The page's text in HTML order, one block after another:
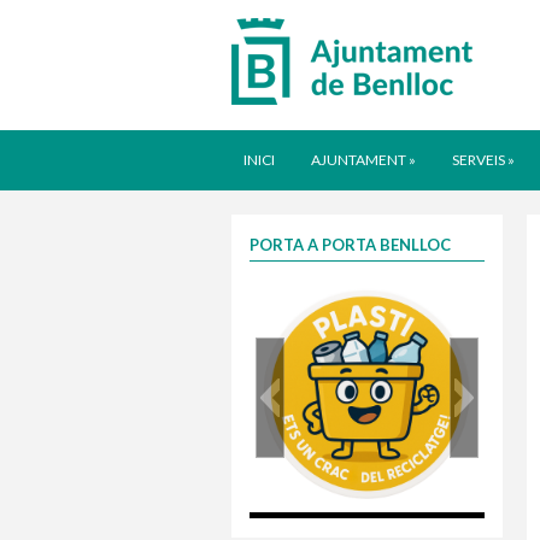
INICI AJUNTAMENT » SERVEIS »
PORTA A PORTA BENLLOC